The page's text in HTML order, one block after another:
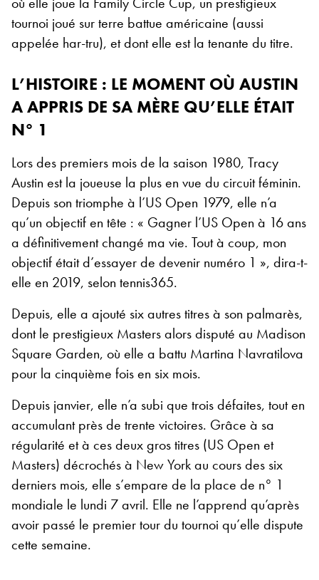
tournoi joué sur terre battue américaine (aussi
appelée har-tru), et dont elle est la tenante du titre.
L’HISTOIRE : LE MOMENT OÙ AUSTIN
A APPRIS DE SA MÈRE QU’ELLE ÉTAIT
N° 1
Lors des premiers mois de la saison 1980, Tracy
Austin est la joueuse la plus en vue du circuit féminin.
Depuis son triomphe à l’US Open 1979, elle n’a
qu’un objectif en tête : « Gagner l’US Open à 16 ans
a définitivement changé ma vie. Tout à coup, mon
objectif était d’essayer de devenir numéro 1 », dira-t-
elle en 2019, selon tennis365.
Depuis, elle a ajouté six autres titres à son palmarès,
dont le prestigieux Masters alors disputé au Madison
Square Garden, où elle a battu Martina Navratilova
pour la cinquième fois en six mois.
Depuis janvier, elle n’a subi que trois défaites, tout en
accumulant près de trente victoires. Grâce à sa
régularité et à ces deux gros titres (US Open et
Masters) décrochés à New York au cours des six
derniers mois, elle s’empare de la place de n° 1
mondiale le lundi 7 avril. Elle ne l’apprend qu’après
avoir passé le premier tour du tournoi qu’elle dispute
cette semaine.